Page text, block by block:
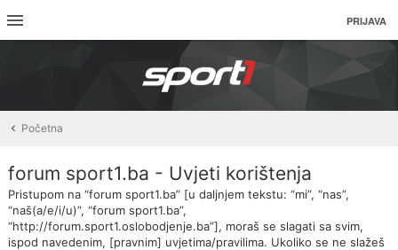
PRIJAVA
Početna
forum sport1.ba - Uvjeti korištenja
Pristupom na “forum sport1.ba” [u daljnjem tekstu: “mi”, “nas”,
“naš(a/e/i/u)”, “forum sport1.ba”,
“http://forum.sport1.oslobodjenje.ba”], moraš se slagati sa svim,
ispod navedenim, [pravnim] uvjetima/pravilima. Ukoliko se ne slažeš